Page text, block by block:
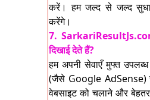
करें। हम जल्द से जल्द
करेंगे।
7.
दिखाई देते हैं?
हम अपनी सेवाएँ मुफ्त उपलब्ध
(जैसे Google AdSense)
वेबसाइट को चलाने और